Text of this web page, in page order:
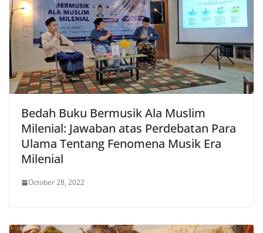
Bedah Buku Bermusik Ala Muslim
Milenial: Jawaban atas Perdebatan Para
Ulama Tentang Fenomena Musik Era
Milenial
October 28, 2022